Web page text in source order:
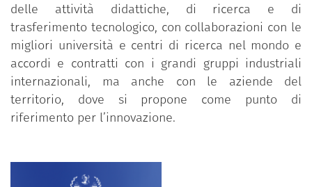
delle attività didattiche, di ricerca e di
trasferimento tecnologico, con collaborazioni con le
migliori università e centri di ricerca nel mondo e
accordi e contratti con i grandi gruppi industriali
internazionali, ma anche con le aziende del
territorio, dove si propone come punto di
riferimento per l’innovazione.